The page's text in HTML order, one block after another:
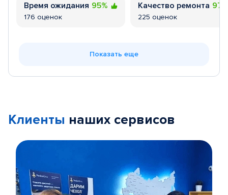
Время ожидания 95%
176 оценок
Качество ремонта
225 оценок
Показать еще
Клиенты наших сервисов